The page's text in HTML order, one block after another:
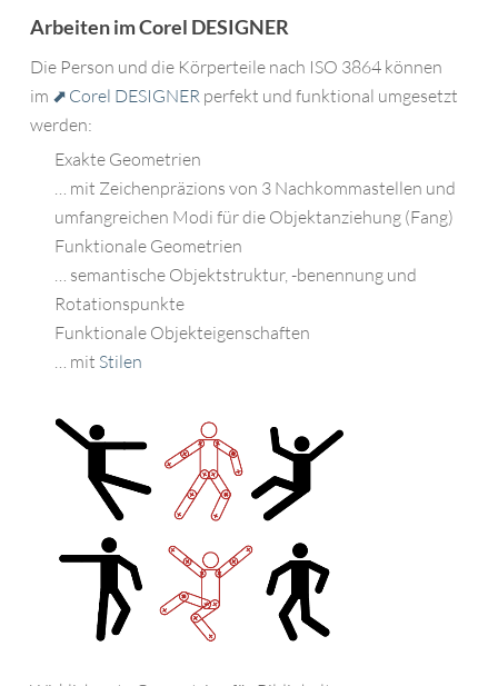
Arbeiten im Corel DESIGNER
Die Person und die Körperteile nach ISO 3864 können
im
Corel DESIGNERperfekt und funktional umgesetzt
werden:
Exakte Geometrien
… mit Zeichenpräzions von 3 Nachkommastellen und
umfangreichen Modi für die Objektanziehung (Fang)
Funktionale Geometrien
… semantische Objektstruktur, -benennung und
Rotationspunkte
Funktionale Objekteigenschaften
… mit Stilen